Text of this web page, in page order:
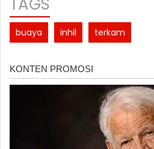
buaya inhil terkam